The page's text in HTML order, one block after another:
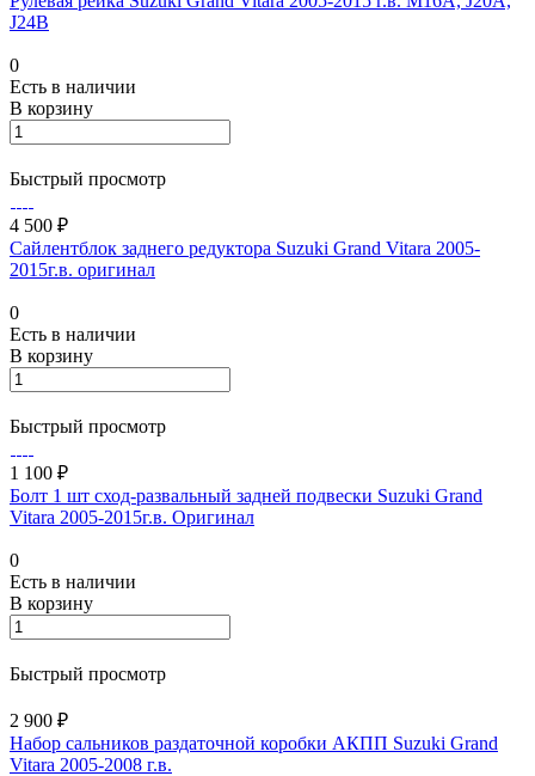
J24B
0
Есть в наличии
В корзину
Быстрый просмотр
4 500 ₽
Сайлентблок заднего редуктора Suzuki Grand Vitara 2005-
2015г.в. оригинал
0
Есть в наличии
В корзину
Быстрый просмотр
1 100 ₽
Болт 1 шт сход-развальный задней подвески Suzuki Grand
Vitara 2005-2015г.в. Оригинал
0
Есть в наличии
В корзину
Быстрый просмотр
2 900 ₽
Набор сальников раздаточной коробки АКПП Suzuki Grand
Vitara 2005-2008 г.в.